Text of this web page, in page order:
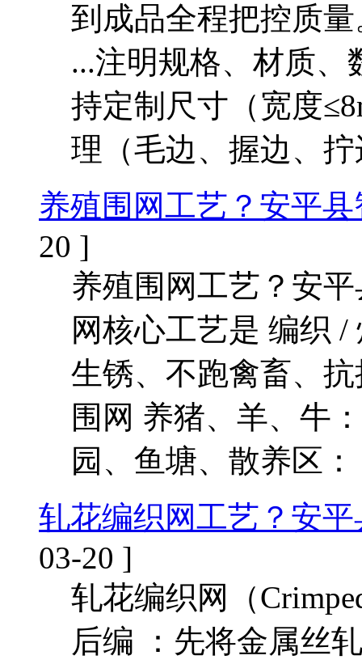
到成品全程把控质
...注明规格、材质
持定制尺寸（宽度
理（毛边、握边、
养殖围网工艺？安平
20 ]
养殖围网工艺？安
网核心工艺是 编织
生锈、不跑禽畜、
围网 养猪、羊、牛
园、鱼塘、散养区
轧花编织网工艺？安
03-20 ]
轧花编织网（
后编 ：先将金属丝